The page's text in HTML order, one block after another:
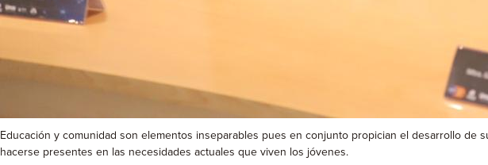
Educación y comunidad son elementos inseparables pues en conjunto propician el desarrollo
hacerse presentes en las necesidades actuales que viven los jóvenes.